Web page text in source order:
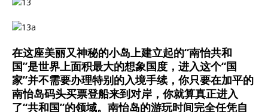
在这座美丽又神秘的小岛上建立起的“南怡共和
国”是世界上面积最大的想象国度，进入这个“国
家”并不需要办理特别的入境手续，你只要在加平的
南怡岛码头买票登船来到对岸，你就算真正进入
了“共和国”的领域。南怡岛的游玩时间完全任凭自